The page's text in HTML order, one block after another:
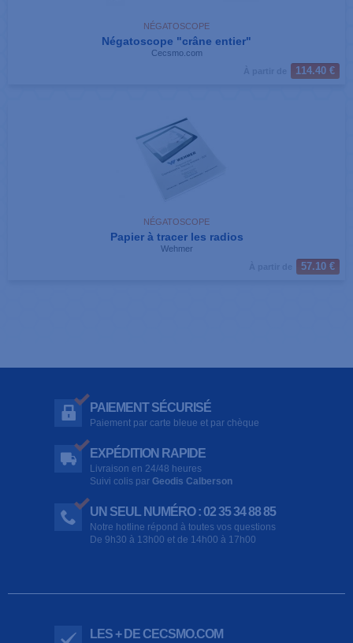
NÉGATOSCOPE
Négatoscope "crâne entier"
Cecsmo.com
114.40 €
NÉGATOSCOPE
Papier à tracer les radios
Wehmer
57.10 €
PAIEMENT SÉCURISÉ
Paiement par carte bleue et par chèque
EXPÉDITION RAPIDE
Livraison en 24/48 heures
Suivi colis par Geodis Calberson
UN SEUL NUMÉRO : 02 35 34 88 85
Notre hotline répond à toutes vos questions
De 9h30 à 13h00 et de 14h00 à 17h00
LES + DE CECSMO.COM